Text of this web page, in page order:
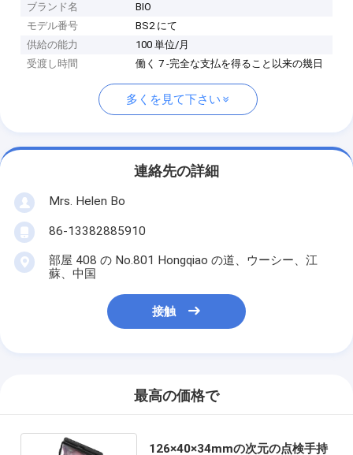
ブランド名
BIO
モデル番号
BS2 にて
供給の能力
100 単位/月
受渡し時間
働く 7 -完全な支払を得ること以来の幾日
多くを見て下さい
連絡先の詳細
Mrs. Helen Bo
86-13382885910
部屋 408 の No.801 Hongqiao の道、ウーシー、江
蘇、中国
接触
最高の価格で
126×40×34mmの次元の点検手持